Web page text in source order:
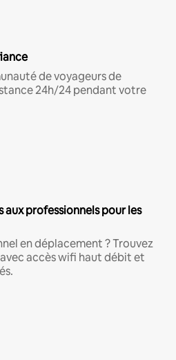
de voyageurs de
24h/24 pendant votre
professionnels pour les
en déplacement ? Trouvez
accès wifi haut débit et